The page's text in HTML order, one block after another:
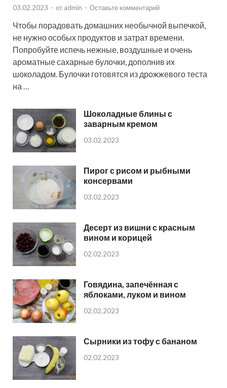
03.02.2023 - от admin - Оставьте комментарий
Чтобы порадовать домашних необычной выпечкой,
не нужно особых продуктов и затрат времени.
Попробуйте испечь нежные, воздушные и очень
ароматные сахарные булочки, дополнив их
шоколадом. Булочки готовятся из дрожжевого теста
на …
Шоколадные блины с
заварным кремом
03.02.2023
Пирог с рисом и рыбными
консервами
03.02.2023
Десерт из вишни с красным
вином и корицей
02.02.2023
Говядина, запечённая с
яблоками, луком и вином
02.02.2023
Сырники из тофу с бананом
02.02.2023